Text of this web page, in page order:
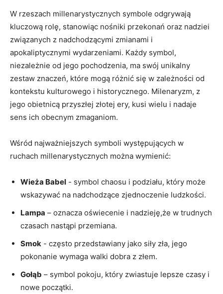
W rzeszach millenarystycznych symbole odgrywają
kluczową rolę, stanowiąc nośniki przekonań ⁢oraz nadziei
związanych z nadchodzącymi zmianami i
⁣apokaliptycznymi wydarzeniami.‍ Każdy⁣ symbol,
niezależnie od jego ⁣pochodzenia, ma‍ swój unikalny
zestaw znaczeń, które mogą różnić się ⁤w zależności od
kontekstu⁣ kulturowego i historycznego. Milenaryzm, z
jego obietnicą przyszłej‍ złotej⁤ ery,⁣ kusi​ wielu⁤ i‍ nadaje
sens⁢ ich obecnym zmaganiom.
Wśród najważniejszych symboli ⁢występujących w
ruchach millenarystycznych można wymienić:
Wieża ‍Babel ‍- symbol chaosu i ⁢podziału, który może
wskazywać na nadchodzące zjednoczenie ‍ludzkości.
Lampa – oznacza ‌oświecenie i nadzieję,że w trudnych
czasach⁢ nastąpi przemiana.
Smok -⁤ często przedstawiany jako siły zła, jego
pokonanie wymaga‌ walki dobra z złem.
Gołąb – symbol pokoju, który zwiastuje lepsze czasy ‌i
nowe początki.